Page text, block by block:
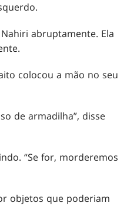
abruptamente. Ela
colocou a mão no seu
de armadilha”, disse
“Se for, morderemos
objetos que poderiam